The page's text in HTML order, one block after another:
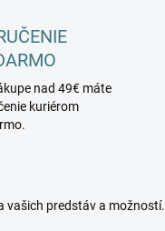
nad 49€ máte
kuriérom
vašich predstáv a možností.